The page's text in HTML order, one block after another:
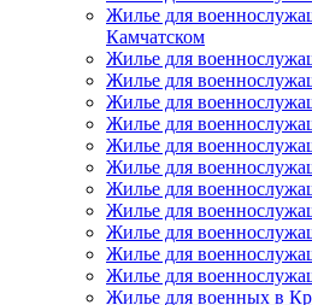
Жилье для
Камчатском
Жилье для
Жилье для
Жилье для
Жилье для
Жилье для
Жилье для
Жилье для
Жилье для
Жилье для
Жилье для
Жилье для
Жилье для военных в